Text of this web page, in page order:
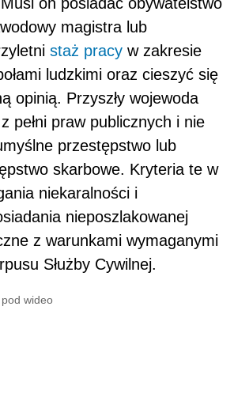
magistra lub
staż pracy w zakresie
ludzkimi oraz cieszyć się
opinią. Przyszły wojewoda
pełni praw publicznych i nie
przestępstwo lub
skarbowe. Kryteria te w
niekaralności i
nieposzlakowanej
z warunkami wymaganymi
Służby Cywilnej.
pod wideo